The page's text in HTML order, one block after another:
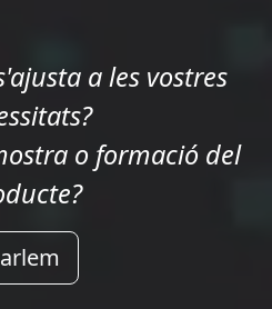
a les vostres
o formació del